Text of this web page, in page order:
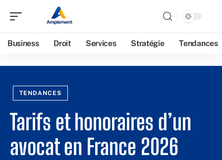
Business Droit Services Stratégie Tendances
TENDANCES
Tarifs et honoraires d’un
avocat en France 2026